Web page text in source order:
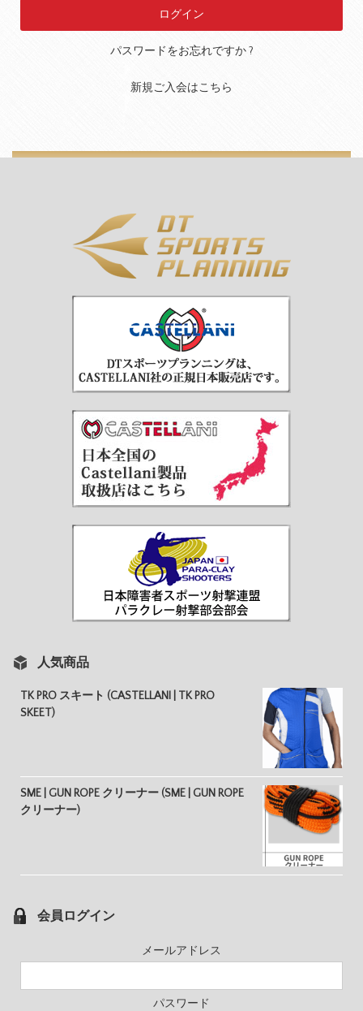
パスワードをお忘れですか ?
新規ご入会はこちら
人気商品
TK PRO スキート (CASTELLANI | TK PRO
SKEET)
SME | GUN ROPE クリーナー (SME | GUN ROPE
クリーナー)
会員ログイン
メールアドレス
パスワード